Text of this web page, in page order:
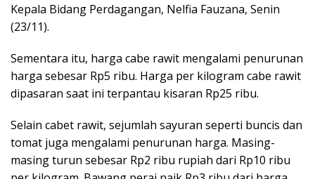
Kepala Bidang Perdagangan, Nelfia Fauzana, Senin
(23/11).
Sementara itu, harga cabe rawit mengalami penurunan
harga sebesar Rp5 ribu. Harga per kilogram cabe rawit
dipasaran saat ini terpantau kisaran Rp25 ribu.
Selain cabet rawit, sejumlah sayuran seperti buncis dan
tomat juga mengalami penurunan harga. Masing-
masing turun sebesar Rp2 ribu rupiah dari Rp10 ribu